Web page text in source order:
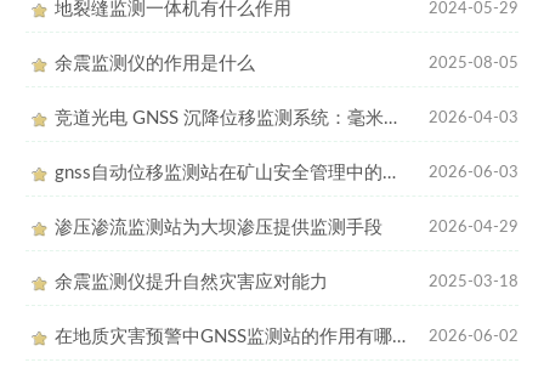
地裂缝监测一体机有什么作用 2024-05-29
余震监测仪的作用是什么 2025-08-05
竞道光电 GNSS 沉降位移监测系统：毫米级感知，守护地质安全 2026-04-03
gnss自动位移监测站在矿山安全管理中的作用 2026-06-03
渗压渗流监测站为大坝渗压提供监测手段 2026-04-29
余震监测仪提升自然灾害应对能力 2025-03-18
在地质灾害预警中GNSS监测站的作用有哪些 2026-06-02